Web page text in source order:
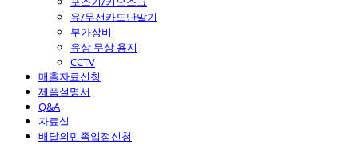
유/무선카드단말기
부가장비
유상 무상 용지
CCTV
매출자료신청
제품설명서
Q&A
자료실
배달의민족입점신청